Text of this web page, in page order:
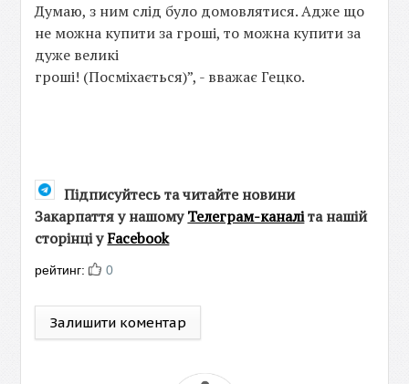
Думаю, з ним слід було домовлятися. Адже що
не можна купити за гроші, то можна купити за
дуже великі
гроші! (Посміхається)”, - вважає Гецко.
Підписуйтесь та читайте новини
Закарпаття у нашомуТелеграм-каналіта нашій
сторінці уFacebook
рейтинг: 0
Залишити коментар